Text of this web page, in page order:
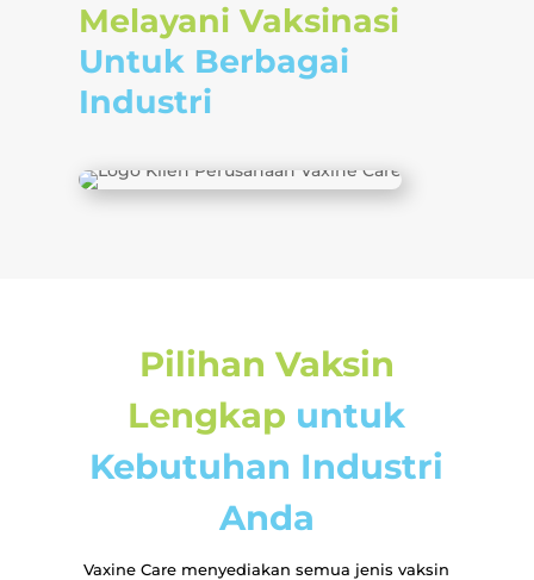
Melayani Vaksinasi
Untuk Berbagai
Industri
Pilihan Vaksin
Lengkap untuk
Kebutuhan Industri
Anda
Vaxine Care menyediakan semua jenis vaksin